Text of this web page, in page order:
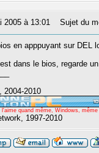
2005 à 13:01 Sujet du
en apppuyant sur DEL
dans le bios, regarde
2004-2010
l'aime quand même, Windows,
1997-2010